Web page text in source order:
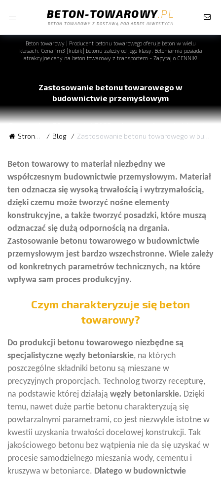
BETON-TOWAROWY .PL
BETON TOWAROWY Z DOSTAWĄ POD ADRES INWESTYCJI
Beton towarowy | Producent betonu towarowego oferuje beton w wielu
klasach. Cena 1m3 [kubik] betonu zależy od jego klasy. Betoniarnia posiada
atrakcyjne ceny na beton towarowy z transportem - Zapytaj o CENNIK!
Zastosowanie betonu towarowego w
budownictwie przemysłowym
Strona główna Blog Zastosowanie betonu towarowego w budownictwie przemysłowym
Beton towarowy to materiał niezbędny we
współczesnym budownictwie przemysłowym. Materiał
ten odznacza się wysoką trwałością i wytrzymałością,
dzięki czemu może tworzyć nośne elementy
konstrukcyjne, a także tworzyć posadzki, które muszą
odznaczać się dużą odpornością na drgania.
Zastosowanie betonu towarowego w budownictwie
przemysłowym jest bardzo wszechstronne. Wiele zależy
od konkretnych parametrów technicznych, na które
wpływa sam proces produkcyjny.
Czym charakteryzuje się beton
towarowy?
Do produkcji betonu towarowego niezbędne są
specjalistyczne węzły betoniarskie, na których
poszczególne składniki betonu są mieszane w
precyzyjnych proporcjach. Technolog tworzy recepturę,
na podstawie której działają węzły betoniarskie. Dzięki
temu, nawet duże partie betonu charakteryzują się
powtarzalnymi parametrami, co jest niezwykle istotne w
kwestii uzyskania trwałości docelowej konstrukcji. Tak
jakościowego betonu bez wątpienia nie da się uzyskać w
procesie samodzielnego mieszania wody, cementu i
kruszywa w betoniarce. Dlatego w budownictwie